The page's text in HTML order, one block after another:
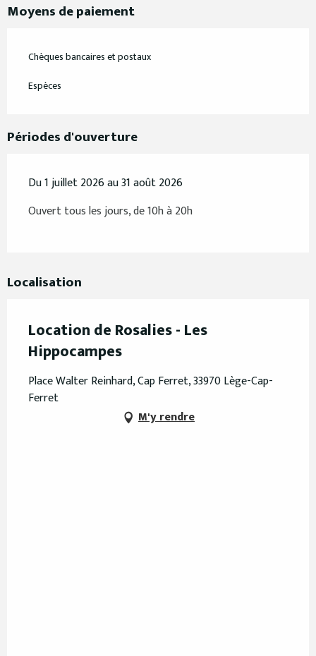
Moyens de paiement
Chèques bancaires et postaux
Espèces
Périodes d'ouverture
Du 1 juillet 2026 au 31 août 2026
Ouvert tous les jours, de 10h à 20h
Localisation
Location de Rosalies - Les
Hippocampes
Place Walter Reinhard, Cap Ferret, 33970 Lège-Cap-
Ferret
M'y rendre